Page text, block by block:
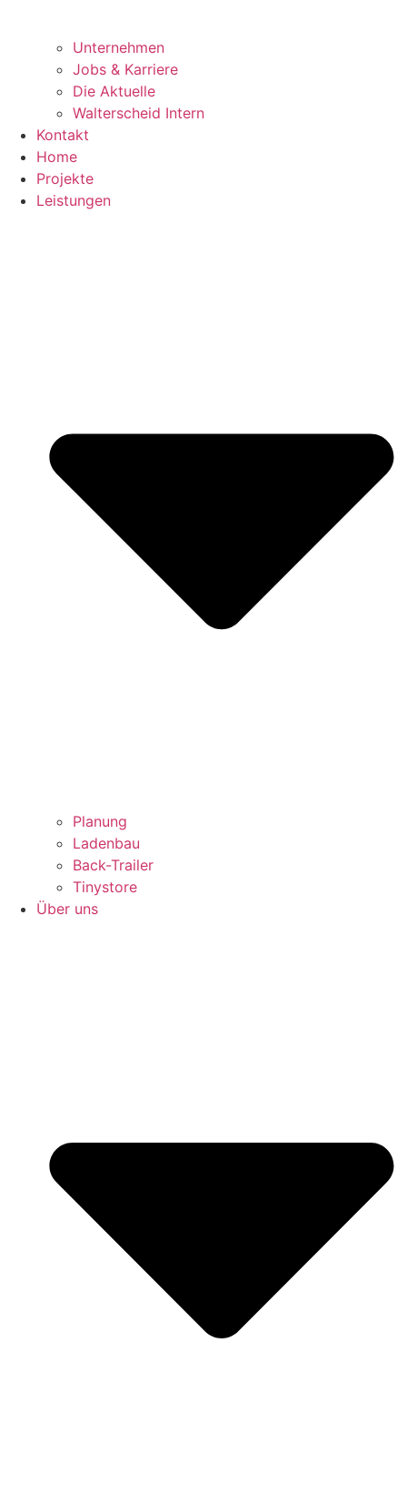
Unternehmen
Jobs & Karriere
Die Aktuelle
Walterscheid Intern
Kontakt
Home
Projekte
Leistungen
Planung
Ladenbau
Back-Trailer
Tinystore
Über uns